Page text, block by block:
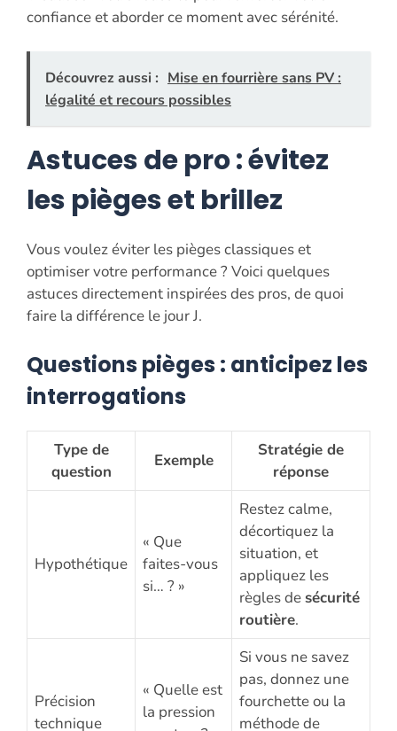
confiance et aborder ce moment avec sérénité.
Découvrez aussi : Mise en fourrière sans PV :
légalité et recours possibles
Astuces de pro : évitez
les pièges et brillez
Vous voulez éviter les pièges classiques et
optimiser votre performance ? Voici quelques
astuces directement inspirées des pros, de quoi
faire la différence le jour J.
Questions pièges : anticipez les
interrogations
Type de
question
Exemple
Stratégie de
réponse
Hypothétique
« Que
faites-vous
si… ? »
Restez calme,
décortiquez la
situation, et
appliquez les
règles desécurité
routière.
Précision
technique
« Quelle est
la pression
Si vous ne savez
pas, donnez une
fourchette ou la
méthode de